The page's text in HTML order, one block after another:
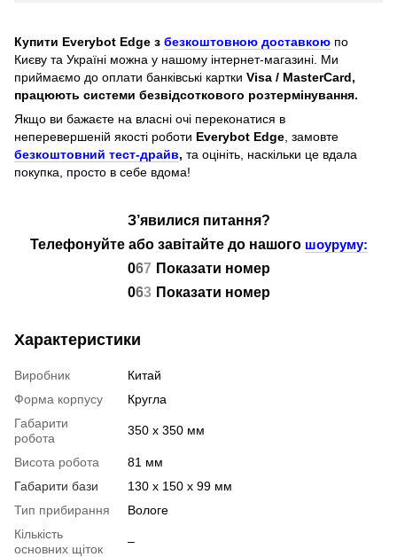
Купити Everybot Edge з безкоштовною доставкою по
Києву та Україні можна у нашому інтернет-магазині. Ми
приймаємо до оплати банківські картки Visa / MasterCard,
працюють системи безвідсоткового розтермінування.
Якщо ви бажаєте на власні очі переконатися в
неперевершеній якості роботи Everybot Edge , замовте
безкоштовний тест-драйв, та оцініть, наскільки це вдала
покупка, просто в себе вдома!
З’явилися питання?
Телефонуйте або завітайте до нашого шоуруму:
067 Показати номер
063 Показати номер
Характеристики
Виробник
Китай
Форма корпусу
Кругла
Габарити
робота
350 х 350 мм
Висота робота
81 мм
Габарити бази
130 х 150 х 99 мм
Тип прибирання
Вологе
Кількість
основних щіток
–